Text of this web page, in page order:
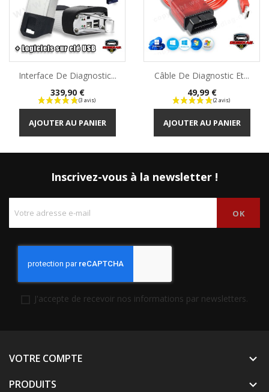
Interface De Diagnostic...
Prix
339,90 €
AJOUTER AU PANIER
Câble De Diagnostic Et...
Prix
49,99 €
AJOUTER AU PANIER
Inscrivez-vous à la newsletter !
J'accepte de recevoir nos informations par newsletters.
VOTRE COMPTE 
PRODUITS 